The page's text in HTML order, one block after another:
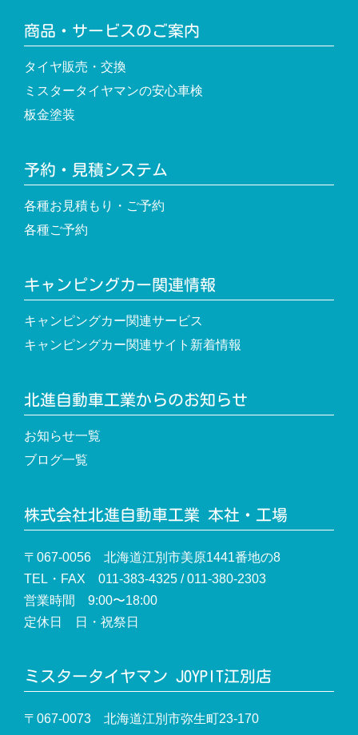
商品・サービスのご案内
タイヤ販売・交換
ミスタータイヤマンの安心車検
板金塗装
予約・見積システム
各種お見積もり・ご予約
各種ご予約
キャンピングカー関連情報
キャンピングカー関連サービス
キャンピングカー関連サイト新着情報
北進自動車工業からのお知らせ
お知らせ一覧
ブログ一覧
株式会社北進自動車工業 本社・工場
〒067-0056 北海道江別市美原1441番地の8
TEL・FAX 011-383-4325 / 011-380-2303
営業時間 9:00〜18:00
定休日 日・祝祭日
ミスタータイヤマン JOYPIT江別店
〒067-0073 北海道江別市弥生町23-170